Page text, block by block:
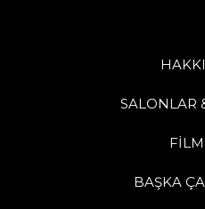
SALONLAR
BAŞKA